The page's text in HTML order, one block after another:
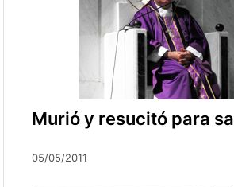
Murió y resucitó para
05/05/2011